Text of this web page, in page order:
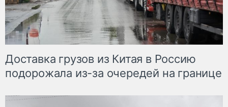
Доставка грузов из Китая в Россию
подорожала из-за очередей на границе